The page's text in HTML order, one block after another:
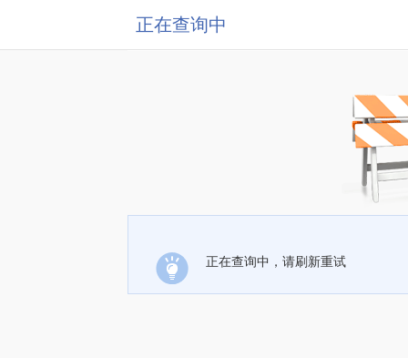
正在查询中
正在查询中，请刷新重试